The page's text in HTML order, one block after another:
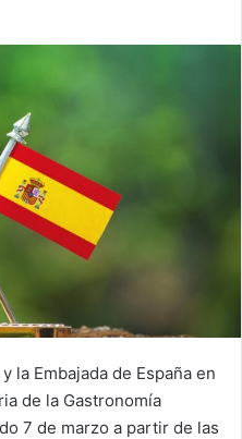
la Embajada de España en
de la Gastronomía
7 de marzo a partir de las